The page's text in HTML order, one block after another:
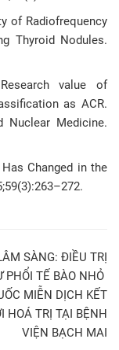
of Radiofrequency
Thyroid Nodules.
value of
as ACR.
Nuclear Medicine.
Changed in the
SÀNG: ĐIỀU TRỊ
PHỔI TẾ BÀO NHỎ
MIỄN DỊCH KẾT
HOÁ TRỊ TẠI BỆNH
VIỆN BẠCH MAI